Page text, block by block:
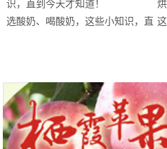
选酸奶、喝酸奶，这些小知识，直